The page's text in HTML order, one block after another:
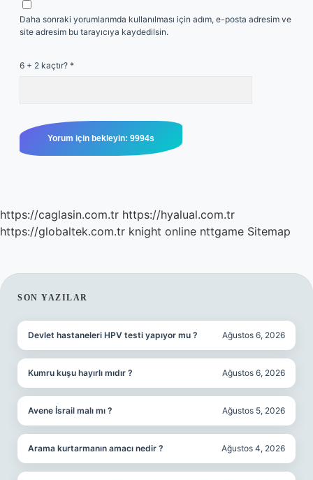
Daha sonraki yorumlarımda kullanılması için adım, e-posta adresim ve
site adresim bu tarayıcıya kaydedilsin.
6 + 2 kaçtır? *
https://caglasin.com.tr https://hyalual.com.tr
https://globaltek.com.tr knight online nttgame Sitemap
SIDEBAR
SON YAZILAR
Devlet hastaneleri HPV testi yapıyor mu ? Ağustos 6, 2026
Kumru kuşu hayırlı mıdır ? Ağustos 6, 2026
Avene İsrail malı mı ? Ağustos 5, 2026
Arama kurtarmanın amacı nedir ? Ağustos 4, 2026